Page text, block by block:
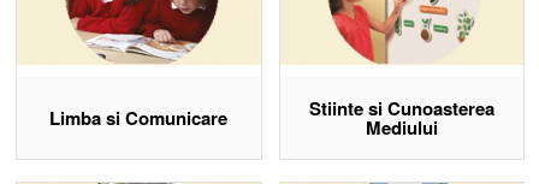
Limba si Comunicare Stiinte si Cunoasterea
Mediului